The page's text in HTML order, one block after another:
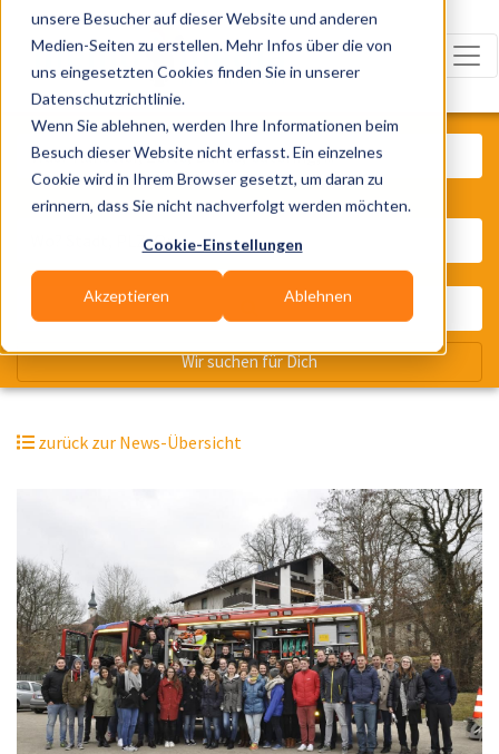
unsere Besucher auf dieser Website und anderen
Medien-Seiten zu erstellen. Mehr Infos über die von
uns eingesetzten Cookies finden Sie in unserer
Datenschutzrichtlinie.
Wenn Sie ablehnen, werden Ihre Informationen beim
Besuch dieser Website nicht erfasst. Ein einzelnes
Cookie wird in Ihrem Browser gesetzt, um daran zu
erinnern, dass Sie nicht nachverfolgt werden möchten.
Cookie-Einstellungen
Akzeptieren Ablehnen
zurück zur News-Übersicht
Was? Künstler, Zelte, Bands,
Wo? Stadt, PLZ, Ort
Wir suchen für Dich